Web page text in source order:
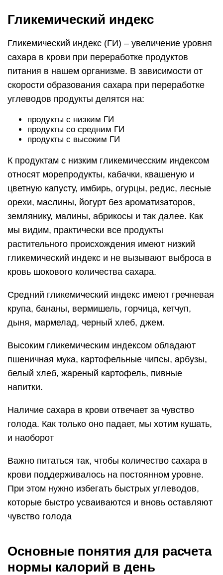
Гликемический индекс
Гликемический индекс (ГИ) – увеличение уровня
сахара в крови при переработке продуктов
питания в нашем организме. В зависимости от
скорости образования сахара при переработке
углеводов продукты делятся на:
продукты с низким ГИ
продукты со средним ГИ
продукты с высоким ГИ
К продуктам с низким гликемичесским индексом
относят морепродукты, кабачки, квашеную и
цветную капусту, имбирь, огурцы, редис, лесные
орехи, маслины, йогурт без ароматизаторов,
землянику, малины, абрикосы и так далее. Как
мы видим, практически все продукты
растительного происхождения имеют низкий
гликемический индекс и не вызывают выброса в
кровь шокового количества сахара.
Средний гликемический индекс имеют гречневая
крупа, бананы, вермишель, горчица, кетчуп,
дыня, мармелад, черный хлеб, джем.
Высоким гликемическим индексом обладают
пшеничная мука, картофельные чипсы, арбузы,
белый хлеб, жареный картофель, пивные
напитки.
Наличие сахара в крови отвечает за чувство
голода. Как только оно падает, мы хотим кушать,
и наоборот
Важно питаться так, чтобы количество сахара в
крови поддерживалось на постоянном уровне.
При этом нужно избегать быстрых углеводов,
которые быстро усваиваются и вновь оставляют
чувство голода
Основные понятия для расчета
нормы калорий в день